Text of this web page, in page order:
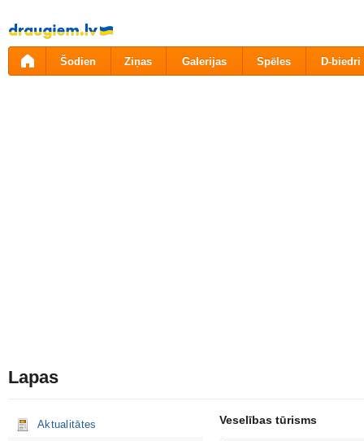
Pāriet
uz
saturu
Šodien Ziņas Galerijas Spēles D-biedri
Lapas
Aktualitātes
Veselības tūrisms